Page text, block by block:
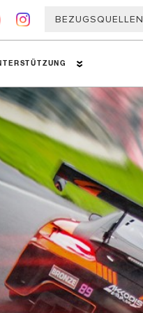
BEZUGSQUELLEN
Ausfallursachen
NFZ-Bremse